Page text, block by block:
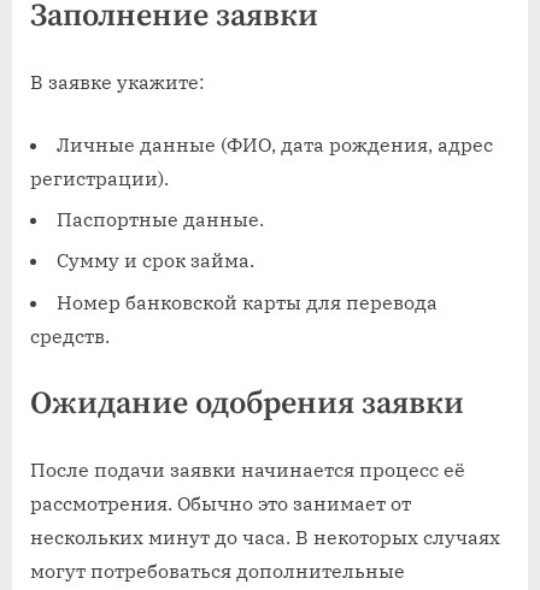
Заполнение заявки
В заявке укажите:
Личные данные (ФИО, дата рождения, адрес
регистрации).
Паспортные данные.
Сумму и срок займа.
Номер банковской карты для перевода
средств.
Ожидание одобрения заявки
После подачи заявки начинается процесс её
рассмотрения. Обычно это занимает от
нескольких минут до часа. В некоторых случаях
могут потребоваться дополнительные